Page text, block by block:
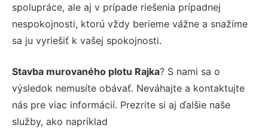
spolupráce, ale aj v prípade riešenia prípadnej
nespokojnosti, ktorú vždy berieme vážne a snažíme
sa ju vyriešiť k vašej spokojnosti.
Stavba murovaného plotu Rajka? S nami sa o
výsledok nemusíte obávať. Neváhajte a kontaktujte
nás pre viac informácií. Prezrite si aj ďalšie naše
služby, ako napríklad